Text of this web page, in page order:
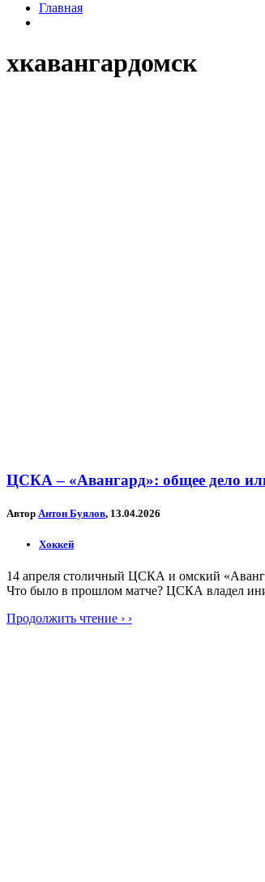
Главная
хкавангардомск
ЦСКА – «Авангард»: общее дело
Автор Антон Буялов, 13.04.2026
Хоккей
14 апреля столичный ЦСКА и омский
Что было в прошлом матче? ЦСКА владел
Продолжить чтение › ›